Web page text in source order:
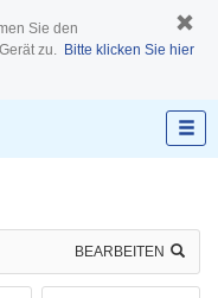
Sie den
zu. Bitte klicken Sie hier
BEARBEITEN